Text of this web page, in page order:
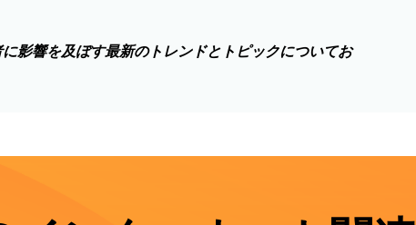
影響を及ぼす最新のトレンドとトピックについてお